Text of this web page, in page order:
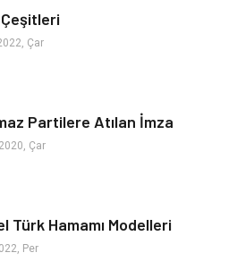
Mobilya
Finans & Ekonomi
Çar
Partilere Atılan İmza
Çar
Türk Hamamı Modelleri
Per